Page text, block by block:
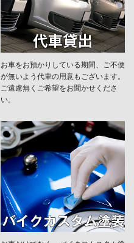
お車をお預かりしている期間、ご不便
が無いよう代車の用意もございます。
ご遠慮無くご希望をお聞かせくださ
い。